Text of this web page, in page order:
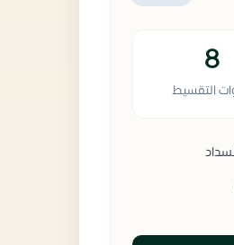
8
التقسيط